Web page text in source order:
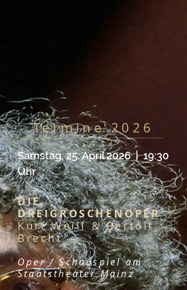
Termine2026
Samstag, 25. April 2026 | 19:30
Uhr
DIE
DREIGROSCHENOPER
Kurt Weill & Bertolt
Brecht
Oper / Schauspiel am
Staatstheater Mainz